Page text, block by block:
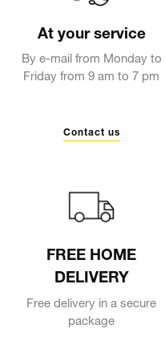
At your service
By e-mail from Monday to
Friday from 9 am to 7 pm
Contact us
FREE HOME
DELIVERY
Free delivery in a secure
package